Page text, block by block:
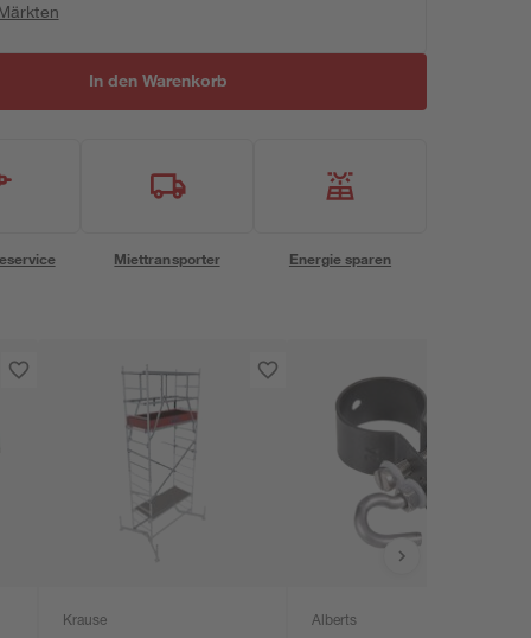
In den Warenkorb
Miettransporter Energie sparen
Krause Alberts